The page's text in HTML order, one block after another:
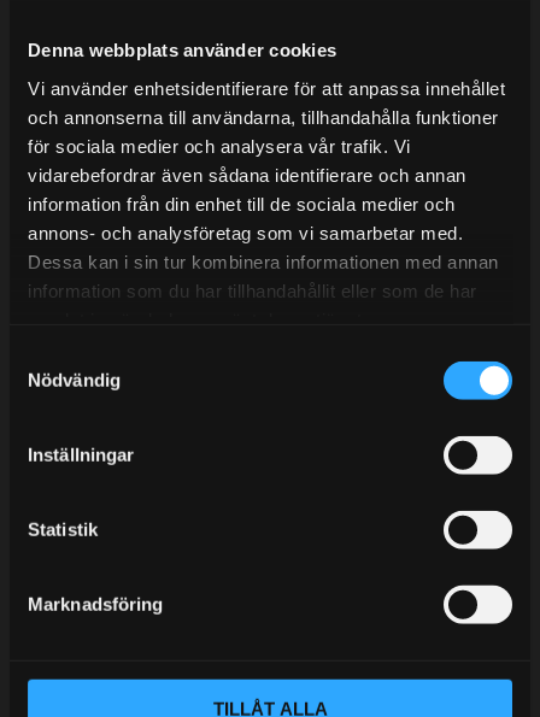
Denna webbplats använder cookies
Vi använder enhetsidentifierare för att anpassa innehållet
och annonserna till användarna, tillhandahålla funktioner
för sociala medier och analysera vår trafik. Vi
vidarebefordrar även sådana identifierare och annan
information från din enhet till de sociala medier och
annons- och analysföretag som vi samarbetar med.
Dessa kan i sin tur kombinera informationen med annan
information som du har tillhandahållit eller som de har
Nödvändig
Inställningar
Statistik
Marknadsföring
TILLÅT ALLA
info@streetperformance.se
BLOGG
KUNSKAPSCENTER